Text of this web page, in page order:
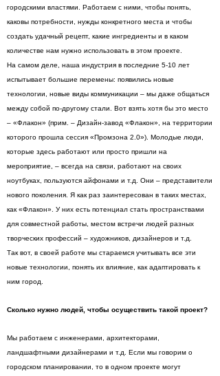
городскими властями. Работаем с ними, чтобы понять,
каковы потребности, нужды конкретного места и чтобы
создать удачный рецепт, какие ингредиенты и в каком
количестве нам нужно использовать в этом проекте.
На самом деле, наша индустрия в последние 5-10 лет
испытывает большие перемены: появились новые
технологии, новые виды коммуникации – мы даже общаться
между собой по-другому стали. Вот взять хотя бы это место
– «Флакон» (прим. – Дизайн-завод «Флакон», на территории
которого прошла сессия «Промзона 2.0»). Молодые люди,
которые здесь работают или просто пришли на
мероприятие, – всегда на связи, работают на своих
ноутбуках, пользуются айфонами и т.д. Они – представители
нового поколения. Я как раз заинтересован в таких местах,
как «Флакон». У них есть потенциал стать пространствами
для совместной работы, местом встречи людей разных
творческих профессий – художников, дизайнеров и т.д.
Так вот, в своей работе мы стараемся учитывать все эти
новые технологии, понять их влияние, как адаптировать к
ним город.
Сколько нужно людей, чтобы осуществить такой проект?
Мы работаем с инженерами, архитекторами,
ландшафтными дизайнерами и т.д. Если мы говорим о
городском планировании, то в одном проекте могут